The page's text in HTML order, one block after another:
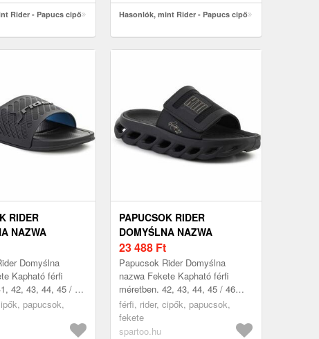
Rider - Papucs cipő Hasonlók, mint Rider - Papucs cipő
RIDER
NAZWA
Domyślna
Kapható férfi
42, 43, 44, 45 / 46
> Papucsok
papucsok,
PAPUCSOK RIDER
DOMYŚLNA NAZWA
23 488 Ft
Papucsok Rider Domyślna
nazwa Fekete Kapható férfi
méretben. 42, 43, 44, 45 / 46
Férfi > Cipők > Papucsok
férfi, rider, cipők, papucsok,
fekete
spartoo.hu